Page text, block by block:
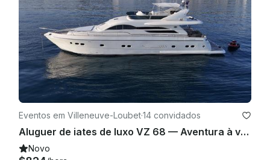
Eventos em Villeneuve-Loubet·14 convidados
Aluguer de iates de luxo VZ 68 — Aventura à vela na Riviera Francesa
Novo